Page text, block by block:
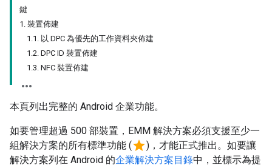
鍵
1. 裝置佈建
1.1. 以 DPC 為優先的工作資料夾佈建
1.2. DPC ID 裝置佈建
1.3. NFC 裝置佈建
本頁列出完整的 Android 企業功能。
如要管理超過 500 部裝置，EMM 解決方案必須支援至少一
組解決方案的所有標準功能 (star)，才能正式推出。如要讓
解決方案列在 Android 的企業解決方案目錄中，並標示為提